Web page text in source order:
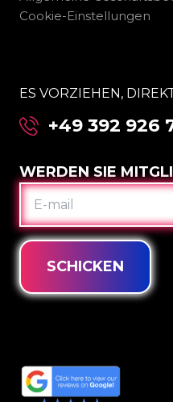
Cookie-Einstellungen
ES VORZIEHEN,
+49 392 926
WERDEN SIE
E-
MAIL
SCHICKEN